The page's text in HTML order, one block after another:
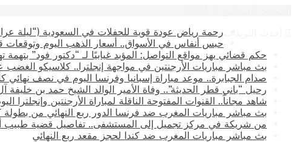
رحمة رياض عودة قوية للحفلات في السعودية (“ليلة
حبس أنفاس في الأسواق.. أسعار الذهب اليوم وتوقعات
حكم قضائي يهز مواقع التواصل: المؤبد غيابيًا لـ “دكتور فود” بتهمة
بث مباشر مباريات الأرجنتين في مواجهة إنجلترا.. كلاسيكو الغضب
صدام الجبابرة.. موعد مباراة إسبانيا وفرنسا اليوم في نصف نهائي كأس العالم 2026 والقنوات
رحيل “باني قطر الحديثة”.. وفاة الأمير الوالد الشيخ حمد بن خليفة آل
​شاهد مجاناً.. القنوات المفتوحة الناقلة لمباراة الأرجنتين وإنجلترا
بث مباشر مباريات المغرب ضد فرنسا الدور ربع النهائي من بطولة كأس
من شريكة في مركز تجميل إلى المستشفى.. تفاصيل قضية طبيب
بث مباشر مباريات المغرب ضد كندا لحجز مقعد ربع النهائي